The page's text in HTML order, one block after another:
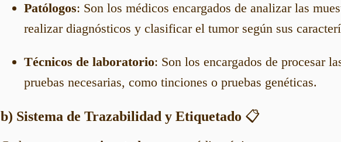
Patólogos: Son los médicos encargados de analizar las
realizar diagnósticos y clasificar el tumor según sus
Técnicos de laboratorio: Son los encargados de procesar
pruebas necesarias, como tinciones o pruebas genéticas.
b) Sistema de Trazabilidad y Etiquetado 📋